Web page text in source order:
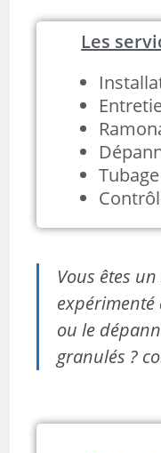
Les
Vous êtes
expérimenté
ou le
granulés ?